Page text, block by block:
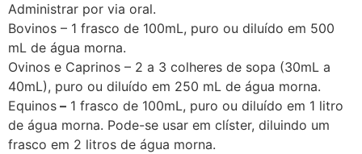
Administrar por via oral.
Bovinos – 1 frasco de 100mL, puro ou diluído em 500
mL de água morna.
Ovinos e Caprinos – 2 a 3 colheres de sopa (30mL a
40mL), puro ou diluído em 250 mL de água morna.
Equinos – 1 frasco de 100mL, puro ou diluído em 1 litro
de água morna. Pode-se usar em clíster, diluindo um
frasco em 2 litros de água morna.